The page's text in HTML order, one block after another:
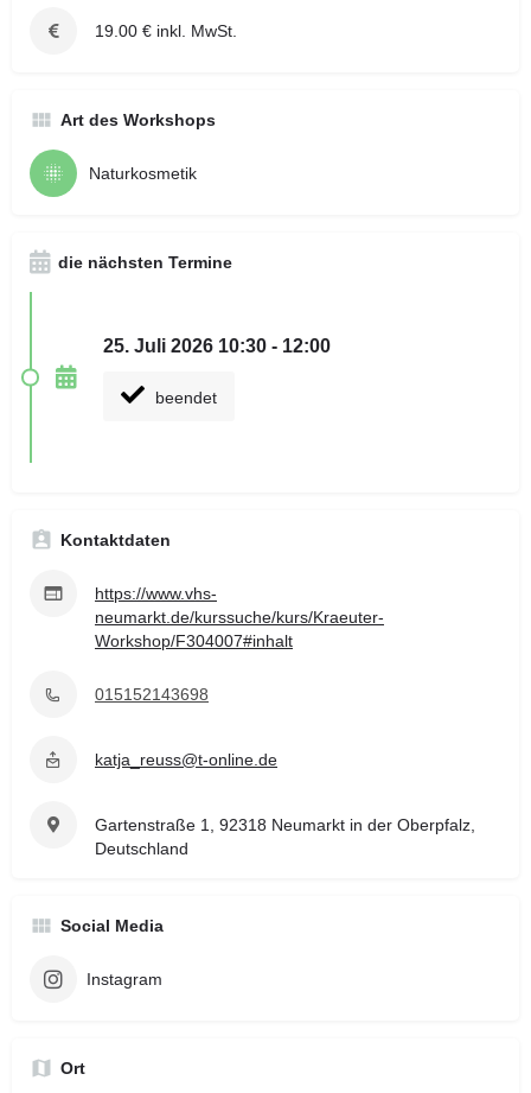
19.00 € inkl. MwSt.
Art des Workshops
Naturkosmetik
die nächsten Termine
25. Juli 2026 10:30 - 12:00
beendet
Kontaktdaten
https://www.vhs-
neumarkt.de/kurssuche/kurs/Kraeuter-
Workshop/F304007#inhalt
015152143698
katja_reuss@t-online.de
Gartenstraße 1, 92318 Neumarkt in der Oberpfalz,
Deutschland
Social Media
Instagram
Ort